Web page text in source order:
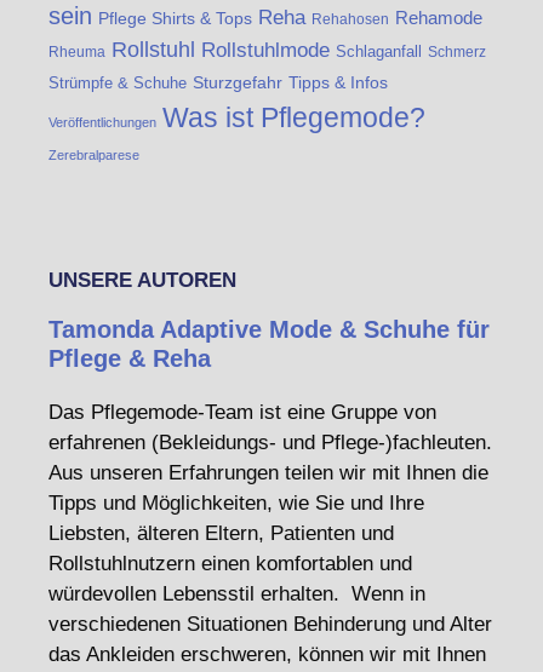
sein Pflege Shirts & Tops Reha Rehahosen Rehamode
Rheuma Rollstuhl Rollstuhlmode Schlaganfall Schmerz
Strümpfe & Schuhe Sturzgefahr Tipps & Infos
Veröffentlichungen Was ist Pflegemode?
Zerebralparese
UNSERE AUTOREN
Tamonda Adaptive Mode & Schuhe für
Pflege & Reha
Das Pflegemode-Team ist eine Gruppe von
erfahrenen (Bekleidungs- und Pflege-)fachleuten.
Aus unseren Erfahrungen teilen wir mit Ihnen die
Tipps und Möglichkeiten, wie Sie und Ihre
Liebsten, älteren Eltern, Patienten und
Rollstuhlnutzern einen komfortablen und
würdevollen Lebensstil erhalten. Wenn in
verschiedenen Situationen Behinderung und Alter
das Ankleiden erschweren, können wir mit Ihnen